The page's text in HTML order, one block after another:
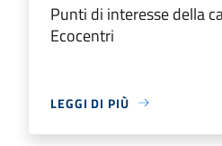
Punti di interesse della
Ecocentri
LEGGI DI PIÙ